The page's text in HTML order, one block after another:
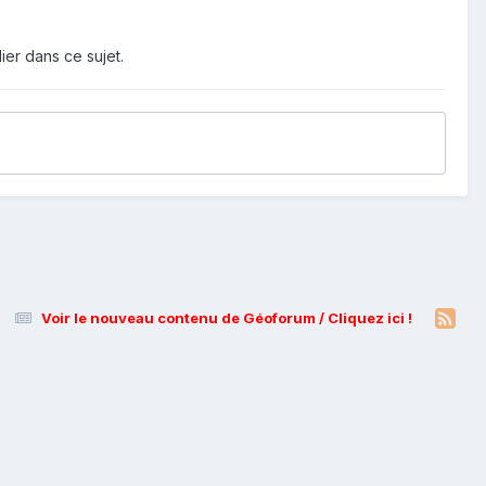
dans ce sujet.
Voir le nouveau contenu de Géoforum / Cliquez ici !